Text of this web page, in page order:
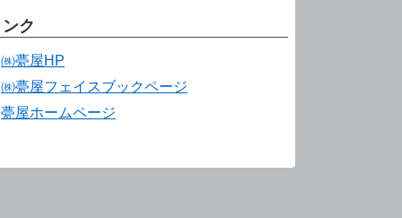
ク
㈱甍屋HP
㈱甍屋フェイスブックページ
甍屋ホームページ